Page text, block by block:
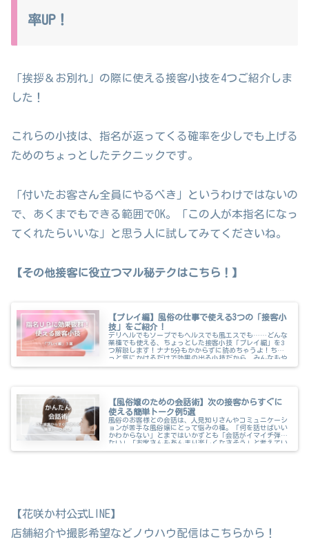
率UP！
「挨拶＆お別れ」の際に使える接客小技を4つご紹介しま
した！
これらの小技は、指名が返ってくる確率を少しでも上げる
ためのちょっとしたテクニックです。
「付いたお客さん全員にやるべき」というわけではないの
で、あくまでもできる範囲でOK。「この人が本指名になっ
てくれたらいいな」と思う人に試してみてくださいね。
【その他接客に役立つマル秘テクはこちら！】
【プレイ編】風俗の仕事で使える3つの「接客小
技」をご紹介！
デリヘルでもソープでもヘルスでも風エスでも……どんな
業種でも使える、ちょっとした接客小技「プレイ編」を3
つ解説します！ナナ5分もかからずに読めちゃうよ！ちょ
っと気にかけるだけで効果の出る小技だから、みんなもや
ってみてね♡...
【風俗嬢のための会話術】次の接客からすぐに
使える簡単トーク例5選
風俗のお客様との会話は、人見知りさんやコミュニケーシ
ョンが苦手な風俗嬢にとって悩みの種。「何を話せばいい
かわからない」とまではいかずとも「会話がイマイチ弾ま
ない」「お客さんもあんまり楽しくなさそう」と考えてい
る人も多いのではないで...
【花咲か村公式LINE】
店舗紹介や撮影希望などノウハウ配信はこちらから！